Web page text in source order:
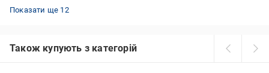
Складані ножі Ganzo
Складані кишенькові ножі
Складані ножі для виживання
Туристичні ножі Victorinox Huntsman
Складані ножі Grand Way
Туристичні ножі Victorinox Swiss army
Мисливські ножі Gerber Gear
Ножі рибальські складані
Мачете Cold Steel
Ножі для виживання Boker
Нескладані ножі Boker
Тактичні ножі Gerber Gear
Показати ще 12
Також купують з категорій